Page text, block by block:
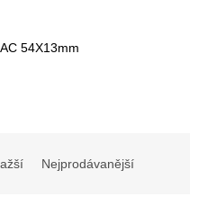
54X13mm
Nejprodávanější